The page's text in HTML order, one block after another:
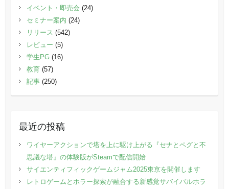
イベント・即売会 (24)
セミナー案内 (24)
リリース (542)
レビュー (5)
学生PG(16)
教育(57)
記事(250)
最近の投稿
ワイヤーアクションで塔を上に駆け上がる『セナとペグと不
思議な塔』の体験版がSteamで配信開始
サイエンティフィックゲームジャム2025東京を開催します
レトロゲームとホラー探索が融合する新感覚サバイバルホラ